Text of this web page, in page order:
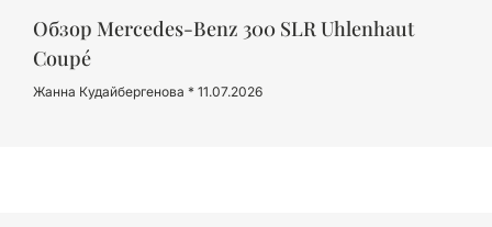
Обзор Mercedes-Benz 300 SLR Uhlenhaut
Coupé
Жанна Кудайбергенова 11.07.2026